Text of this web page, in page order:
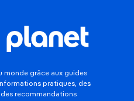
monde grâce aux guides
pratiques, des
recommandations